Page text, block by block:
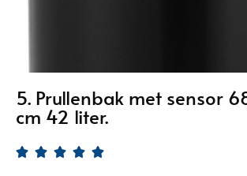
5. Prullenbak met sensor
cm 42 liter.
    